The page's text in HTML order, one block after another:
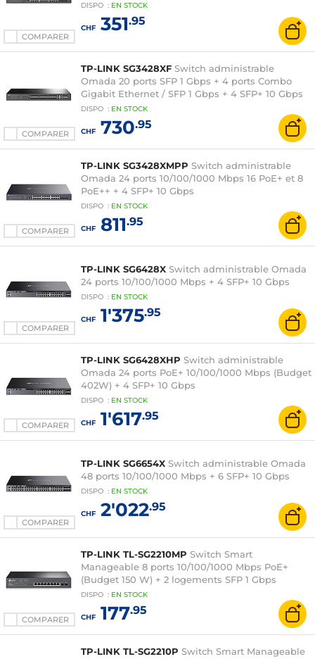
COMPARER
DISPO : EN STOCK
CHF351.95
COMPARER
TP-LINK SG3428XF Switch administrable
Omada 20 ports SFP 1 Gbps + 4 ports Combo
Gigabit Ethernet / SFP 1 Gbps + 4 SFP+ 10 Gbps
DISPO : EN STOCK
CHF730.95
COMPARER
TP-LINK SG3428XMPP Switch administrable
Omada 24 ports 10/100/1000 Mbps 16 PoE+ et 8
PoE++ + 4 SFP+ 10 Gbps
DISPO : EN STOCK
CHF811.95
COMPARER
TP-LINK SG6428X Switch administrable Omada
24 ports 10/100/1000 Mbps + 4 SFP+ 10 Gbps
DISPO : EN STOCK
CHF1'375.95
COMPARER
TP-LINK SG6428XHP Switch administrable
Omada 24 ports PoE+ 10/100/1000 Mbps (Budget
402W) + 4 SFP+ 10 Gbps
DISPO : EN STOCK
CHF1'617.95
COMPARER
TP-LINK SG6654X Switch administrable Omada
48 ports 10/100/1000 Mbps + 6 SFP+ 10 Gbps
DISPO : EN STOCK
CHF2'022.95
COMPARER
TP-LINK TL-SG2210MP Switch Smart
Manageable 8 ports 10/100/1000 Mbps PoE+
(Budget 150 W) + 2 logements SFP 1 Gbps
DISPO : EN STOCK
CHF177.95
TP-LINK TL-SG2210P Switch Smart Manageable